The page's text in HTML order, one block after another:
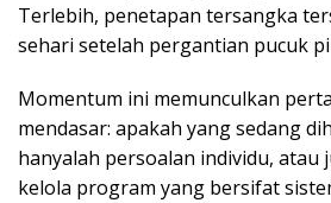
Terlebih, penetapan tersangka
sehari setelah pergantian pucuk
Momentum ini memunculkan
mendasar: apakah yang sedang
hanyalah persoalan individu, atau
kelola program yang bersifat